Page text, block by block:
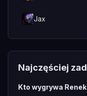
Jax
Najczęściej
Kto wygrywa